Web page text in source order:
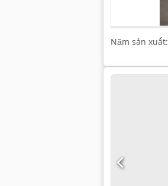
Năm sản xuất: